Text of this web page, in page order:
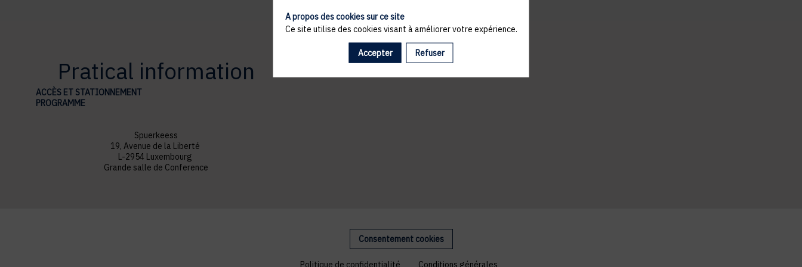
Pratical information
ACCÈS ET STATIONNEMENT
PROGRAMME
Spuerkeess
19, Avenue de la Liberté
L-2954 Luxembourg
Grande salle de Conference
Consentement cookies
Politique de confidentialité Conditions générales
A propos des cookies sur ce site
Ce site utilise des cookies visant à améliorer votre expérience.
Accepter Refuser